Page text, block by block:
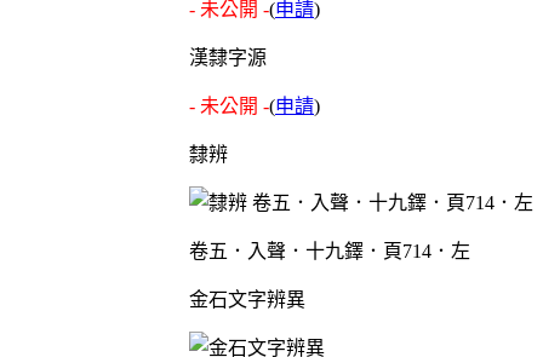
- 未公開 -(申請)
漢隸字源
- 未公開 -(申請)
隸辨
卷五．入聲．十九鐸．頁714．左
金石文字辨異